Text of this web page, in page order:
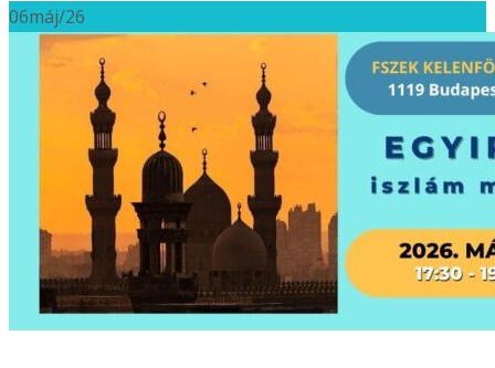
06máj/26